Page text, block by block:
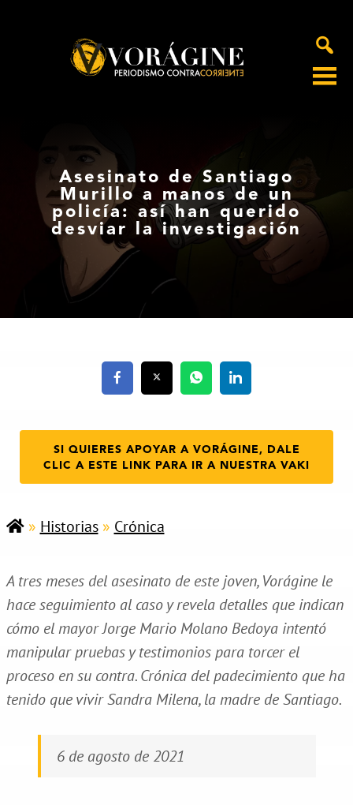
Asesinato de Santiago
Murillo a manos de un
policía: así han querido
desviar la investigación
SI QUIERES APOYAR A VORÁGINE, DALE
CLIC A ESTE LINK PARA IR A NUESTRA VAKI
» Historias» Crónica
A tres meses del asesinato de este joven, Vorágine le
hace seguimiento al caso y revela detalles que indican
cómo el mayor Jorge Mario Molano Bedoya intentó
manipular pruebas y testimonios para torcer el
proceso en su contra. Crónica del padecimiento que ha
tenido que vivir Sandra Milena, la madre de Santiago.
6 de agosto de 2021